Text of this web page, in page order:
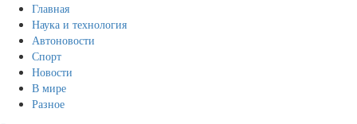
Primary
Menu
Главная
Наука и технология
Автоновости
Спорт
Новости
В мире
Разное